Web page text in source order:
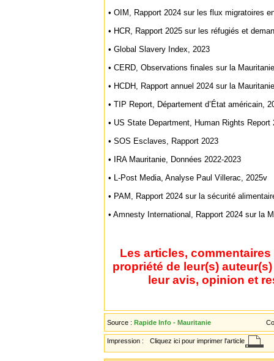
• OIM, Rapport 2024 sur les flux migratoires
• HCR, Rapport 2025 sur les réfugiés et
• Global Slavery Index, 2023
• CERD, Observations finales sur la
• HCDH, Rapport annuel 2024 sur la Mauritanie
• TIP Report, Département d’État américain,
• US State Department, Human Rights Report
• SOS Esclaves, Rapport 2023
• IRA Mauritanie, Données 2022-2023
• L-Post Media, Analyse Paul Villerac, 2025v
• PAM, Rapport 2024 sur la sécurité
• Amnesty International, Rapport 2024 sur la
Les articles,
propriété de leur(s)
leur avis, opinion et
Source : Rapide Info - Mauritanie
Impression : Cliquez ici pour imprimer l'article